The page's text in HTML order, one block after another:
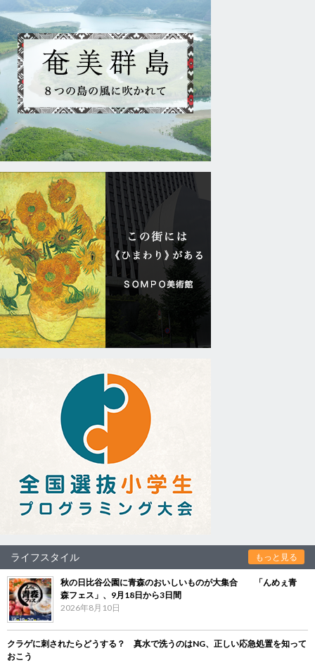
ライフスタイル もっと見る
秋の日比谷公園に青森のおいしいものが大集合 「んめぇ青
森フェス」、9月18日から3日間
2026年8月10日
クラゲに刺されたらどうする？ 真水で洗うのはNG、正しい応急処置を知って
おこう